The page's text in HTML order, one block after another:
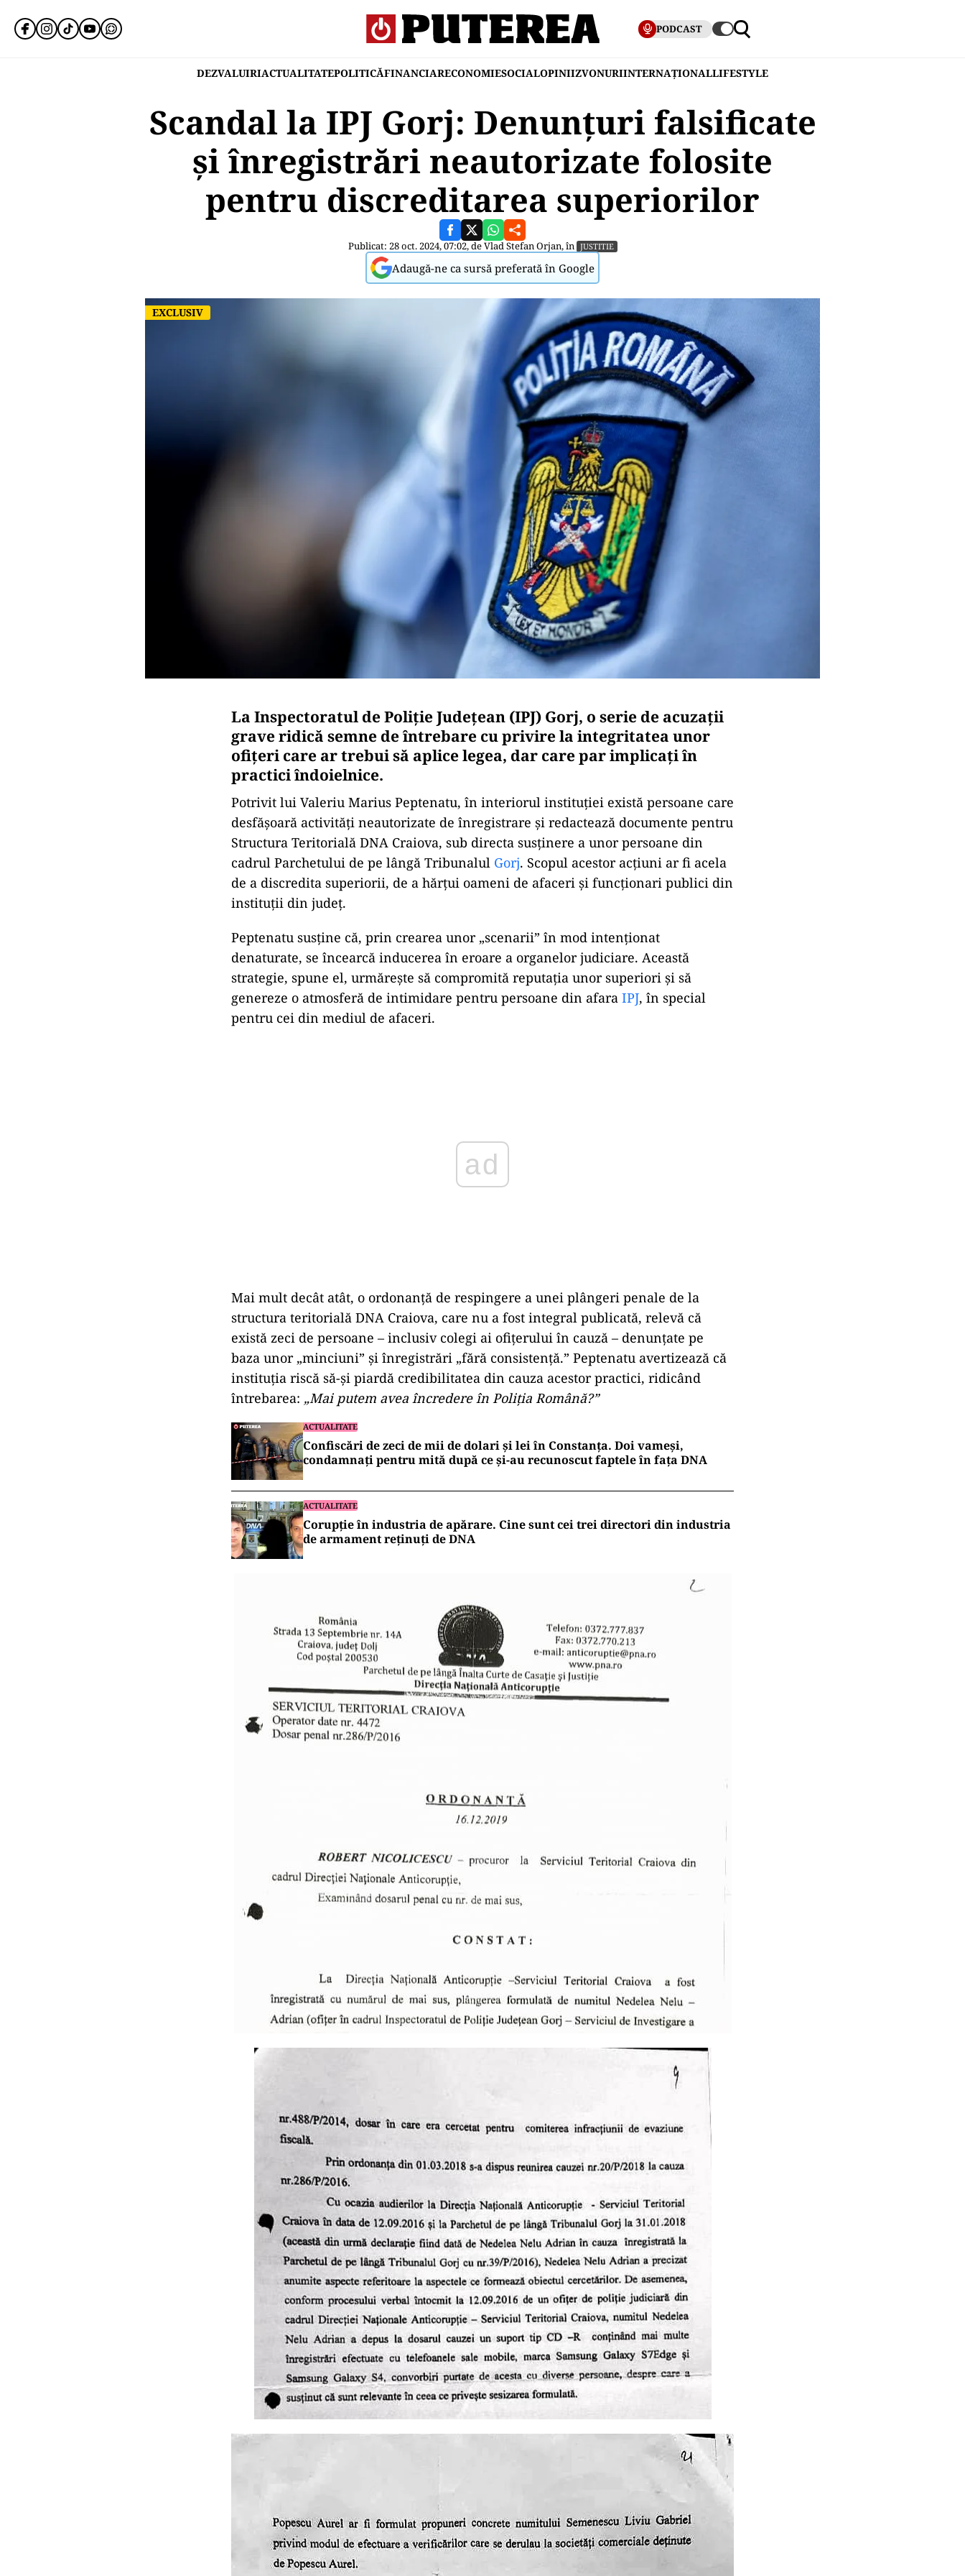
PODCAST
DEZVALUIRIACTUALITATEPOLITICĂFINANCIARECONOMIESOCIALOPINIIZVONURIINTERNAȚIONALLIFESTYLE
Scandal la IPJ Gorj: Denunțuri falsificate
și înregistrări neautorizate folosite
pentru discreditarea superiorilor
Publicat: 28 oct. 2024, 07:02, deVlad Stefan Orjan, în JUSTITIE
Adaugă-ne ca sursă preferată în Google
EXCLUSIV
La Inspectoratul de Poliție Județean (IPJ) Gorj, o serie de acuzații
grave ridică semne de întrebare cu privire la integritatea unor
ofițeri care ar trebui să aplice legea, dar care par implicați în
practici îndoielnice.
Potrivit lui Valeriu Marius Peptenatu, în interiorul instituției există persoane care
desfășoară activități neautorizate de înregistrare și redactează documente pentru
Structura Teritorială DNA Craiova, sub directa susținere a unor persoane din
cadrul Parchetului de pe lângă Tribunalul Gorj. Scopul acestor acțiuni ar fi acela
de a discredita superiorii, de a hărțui oameni de afaceri și funcționari publici din
instituții din județ.
Peptenatu susține că, prin crearea unor „scenarii” în mod intenționat
denaturate, se încearcă inducerea în eroare a organelor judiciare. Această
strategie, spune el, urmărește să compromită reputația unor superiori și să
genereze o atmosferă de intimidare pentru persoane din afara IPJ, în special
pentru cei din mediul de afaceri.
Mai mult decât atât, o ordonanță de respingere a unei plângeri penale de la
structura teritorială DNA Craiova, care nu a fost integral publicată, relevă că
există zeci de persoane – inclusiv colegi ai ofițerului în cauză – denunțate pe
baza unor „minciuni” și înregistrări „fără consistență.” Peptenatu avertizează că
instituția riscă să-și piardă credibilitatea din cauza acestor practici, ridicând
întrebarea: „Mai putem avea încredere în Poliția Română?”
ACTUALITATE
Confiscări de zeci de mii de dolari și lei în Constanța. Doi vameși,
condamnați pentru mită după ce și-au recunoscut faptele în fața DNA
ACTUALITATE
Corupție în industria de apărare. Cine sunt cei trei directori din industria
de armament reținuți de DNA